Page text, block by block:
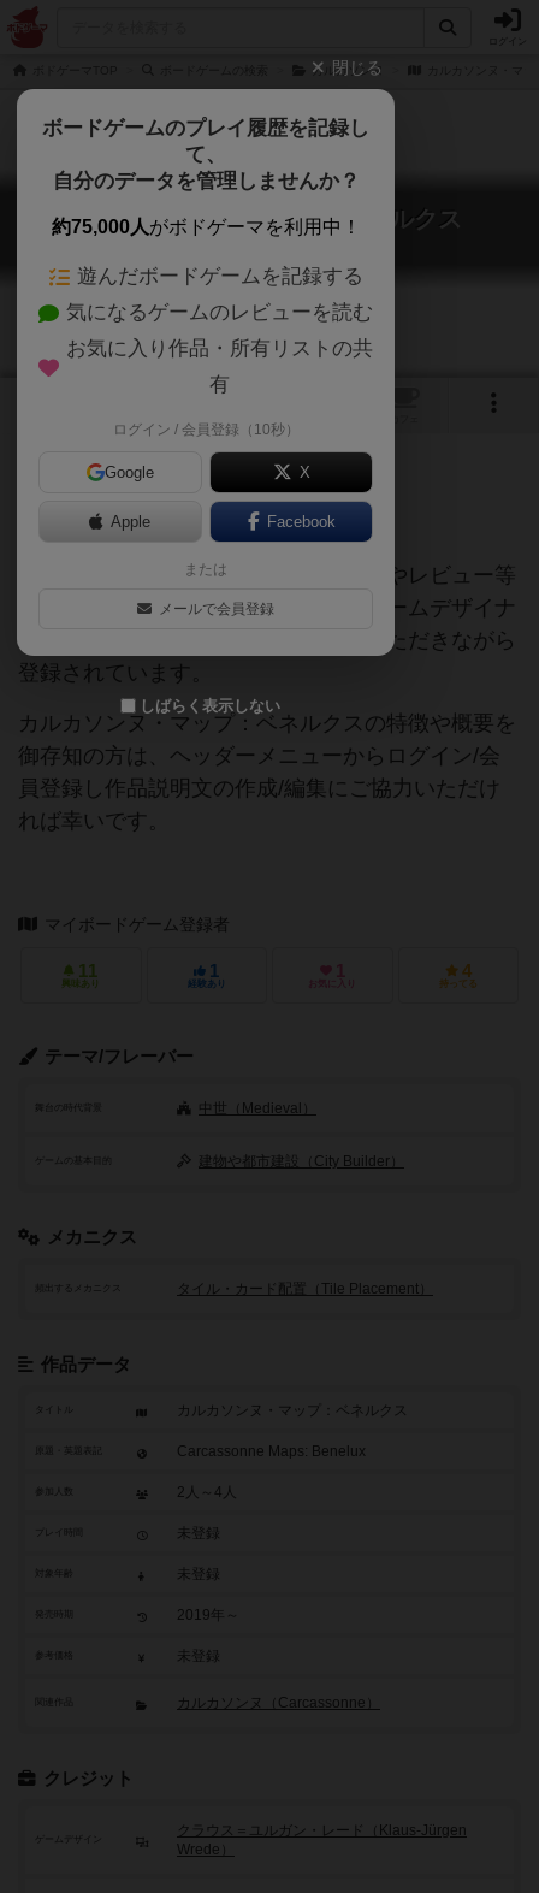
カルカソンヌ
カルカソンヌ・マップ：ベネルクス
Carcassonne Maps: Benelux
ご協力ください
当サイトに掲載されている作品説明文やレビュー等
の情報は、ボドゲーマ運営事務局・ゲームデザイナ
ーご本人様・有志の皆様にご協力をいただきながら
登録されています。
カルカソンヌ・マップ：ベネルクスの特徴や概要を
御存知の方は、ヘッダーメニューからログイン/会
員登録し作品説明文の作成/編集にご協力いただけ
れば幸いです。
マイボードゲーム登録者
11
興味あり
1
経験あり
1
お気に入り
4
持ってる
テーマ/フレーバー
舞台の時代背景 中世（Medieval）
ゲームの基本目的 建物や都市建設（City Builder）
メカニクス
頻出するメカニクス タイル・カード配置（Tile Placement）
作品データ
タイトル カルカソンヌ・マップ：ベネルクス
Carcassonne Maps: Benelux
参加人数 2人～4人
未登録
未登録
2019年～
参考価格 未登録
関連作品 カルカソンヌ（Carcassonne）
クレジット
ゲームデザイン
クラウス＝ユルガン・レード（Klaus-Jürgen
Wrede）
閉じる
ボードゲームのプレイ履歴を記録し
て、
自分のデータを管理しませんか？
約75,000人がボドゲーマを利用中！
遊んだボードゲームを記録する
気になるゲームのレビューを読む
お気に入り作品・所有リストの共
有
ログイン / 会員登録（10秒）
Google X
Apple Facebook
または
メールで会員登録
しばらく表示しない